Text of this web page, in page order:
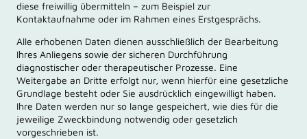
diese freiwillig übermitteln – zum Beispiel zur
Kontaktaufnahme oder im Rahmen eines Erstgesprächs.
Alle erhobenen Daten dienen ausschließlich der Bearbeitung
Ihres Anliegens sowie der sicheren Durchführung
diagnostischer oder therapeutischer Prozesse. Eine
Weitergabe an Dritte erfolgt nur, wenn hierfür eine gesetzliche
Grundlage besteht oder Sie ausdrücklich eingewilligt haben.
Ihre Daten werden nur so lange gespeichert, wie dies für die
jeweilige Zweckbindung notwendig oder gesetzlich
vorgeschrieben ist.